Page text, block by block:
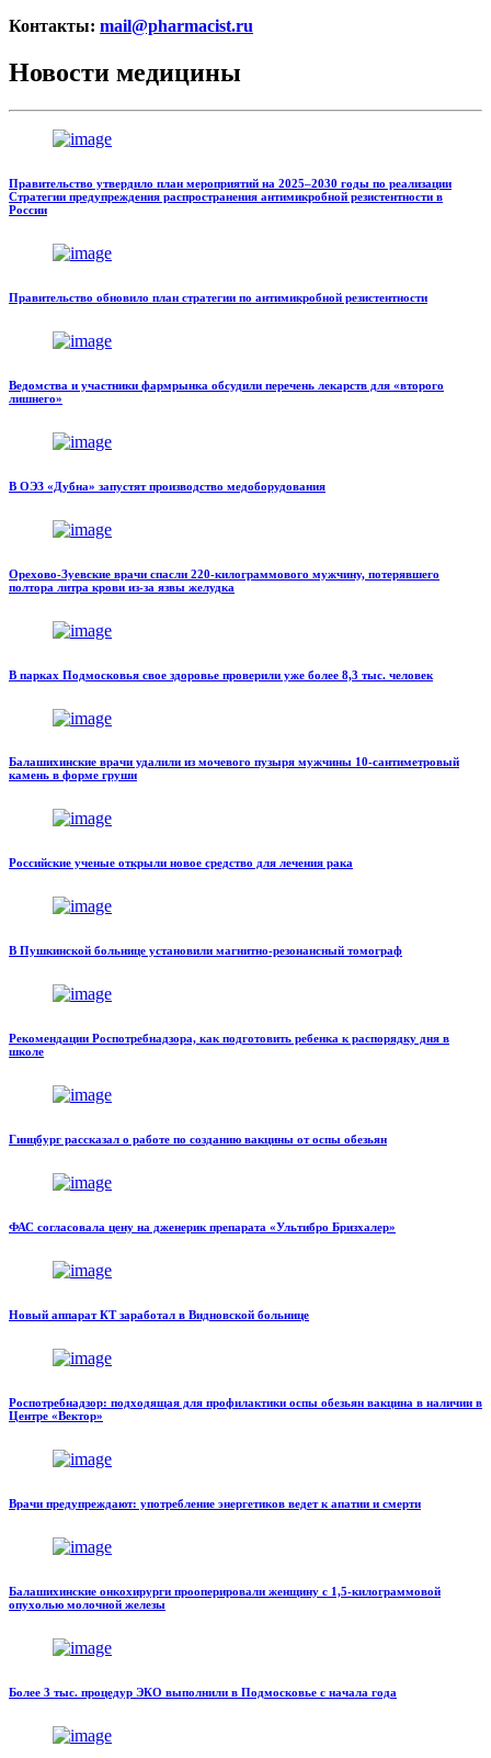
Контакты: mail@pharmacist.ru
Новости медицины
Правительство утвердило план мероприятий на 2025–2030 годы по реализации
Стратегии предупреждения распространения антимикробной резистентности в
России
Правительство обновило план стратегии по антимикробной резистентности
Ведомства и участники фармрынка обсудили перечень лекарств для «второго
лишнего»
В ОЭЗ «Дубна» запустят производство медоборудования
Орехово-Зуевские врачи спасли 220-килограммового мужчину, потерявшего
полтора литра крови из-за язвы желудка
В парках Подмосковья свое здоровье проверили уже более 8,3 тыс. человек
Балашихинские врачи удалили из мочевого пузыря мужчины 10-сантиметровый
камень в форме груши
Российские ученые открыли новое средство для лечения рака
В Пушкинской больнице установили магнитно-резонансный томограф
Рекомендации Роспотребнадзора, как подготовить ребенка к распорядку дня в
школе
Гинцбург рассказал о работе по созданию вакцины от оспы обезьян
ФАС согласовала цену на дженерик препарата «Ультибро Бризхалер»
Новый аппарат КТ заработал в Видновской больнице
Роспотребнадзор: подходящая для профилактики оспы обезьян вакцина в наличии в
Центре «Вектор»
Врачи предупреждают: употребление энергетиков ведет к апатии и смерти
Балашихинские онкохирурги прооперировали женщину с 1,5-килограммовой
опухолью молочной железы
Более 3 тыс. процедур ЭКО выполнили в Подмосковье с начала года